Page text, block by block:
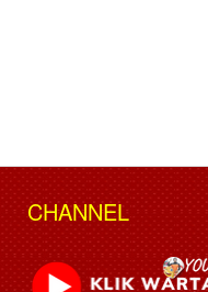
CHANNEL